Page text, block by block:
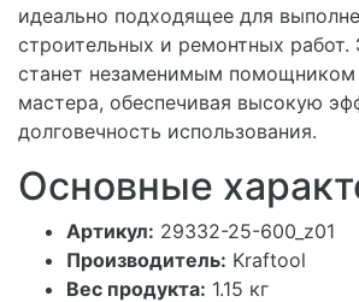
идеально подходящее для
строительных и ремонтных работ.
станет незаменимым помощником
мастера, обеспечивая высокую
долговечность использования.
Основные
Артикул: 29332-25-600_z01
Производитель: Kraftool
Вес продукта: 1.15 кг